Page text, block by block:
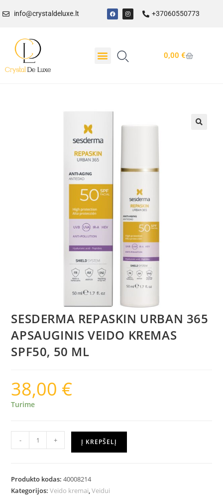
info@crystaldeluxe.lt +37060550773
0,00 €
SESDERMA REPASKIN URBAN 365
APSAUGINIS VEIDO KREMAS
SPF50, 50 ML
38,00 €
Turime
- + Į KREPŠELĮ
Produkto kodas:40008214
Kategorijos:Veido kremai,Veidui